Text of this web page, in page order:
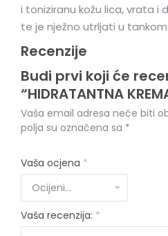
i toniziranu kožu lica, vrata i
te je nježno utrljati u tankom
Recenzije
Budi prvi koji će
“HIDRATANTNA
Vaša email adresa neće biti
polja su označena sa *
Vaša ocjena *
Vaša recenzija: *